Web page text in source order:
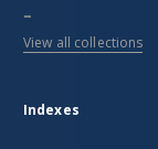
...
View all collections
Indexes